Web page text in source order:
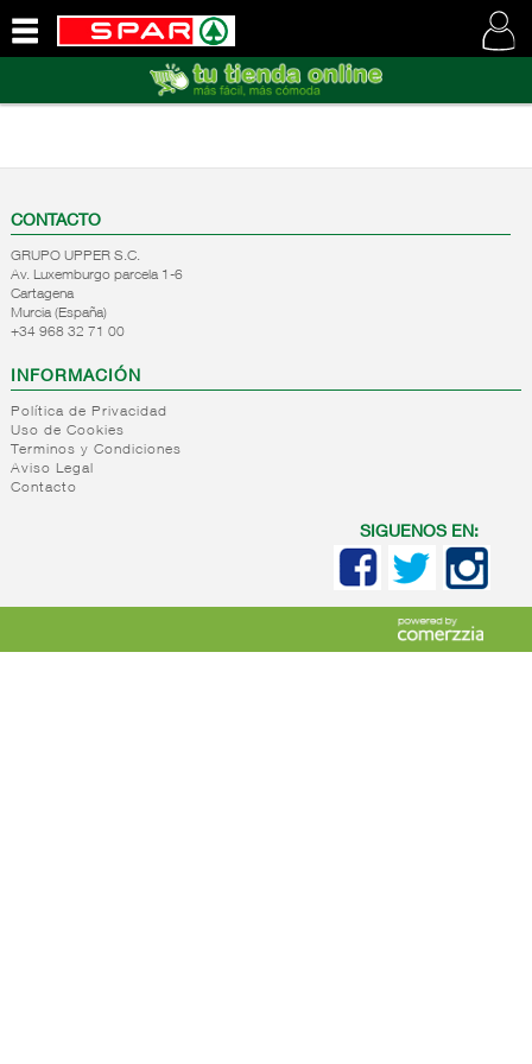
SOMOS
CONTACTO
GRUPO UPPER S.C.
Av. Luxemburgo parcela 1-6
Cartagena
Murcia (España)
+34 968 32 71 00
INFORMACIÓN
Política de Privacidad
Uso de Cookies
Terminos y Condiciones
Aviso Legal
Contacto
SIGUENOS EN: